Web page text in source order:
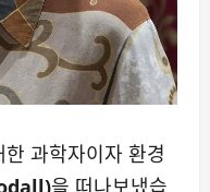
과학자이자 환경
을 떠나보냈습